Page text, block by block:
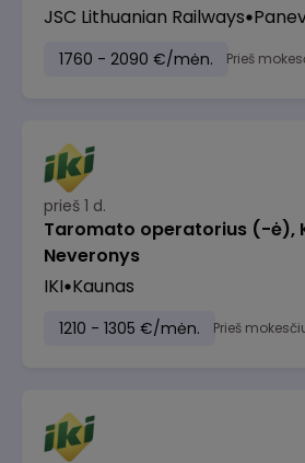
JSC Lithuanian Railways
1760 - 2090 €/mėn. Prieš
prieš 1 d.
Taromato operatorius (-ė),
Neveronys
IKI Kaunas
1210 - 1305 €/mėn. Prieš